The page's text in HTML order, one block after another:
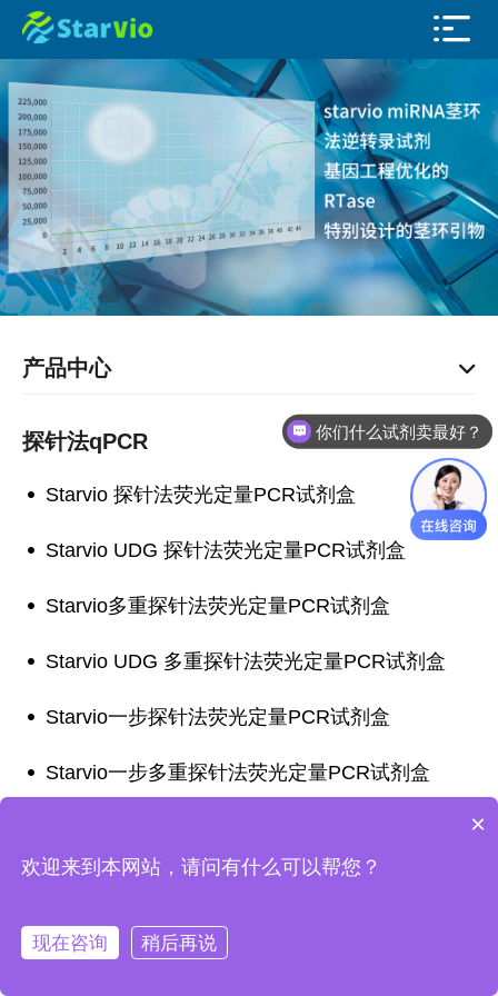
产品中心
探针法qPCR
Starvio 探针法荧光定量PCR试剂盒
Starvio UDG 探针法荧光定量PCR试剂盒
Starvio多重探针法荧光定量PCR试剂盒
Starvio UDG 多重探针法荧光定量PCR试剂盒
Starvio一步探针法荧光定量PCR试剂盒
Starvio一步多重探针法荧光定量PCR试剂盒
你们什么试剂卖最好？
×
欢迎来到本网站，请问有什么可以帮您？
现在咨询 稍后再说